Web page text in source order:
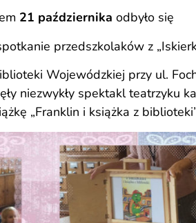
21 października odbyło się
przedszkolaków z
Wojewódzkiej przy ul.
niezwykły spektakl teatrzyku
„Franklin i książka z